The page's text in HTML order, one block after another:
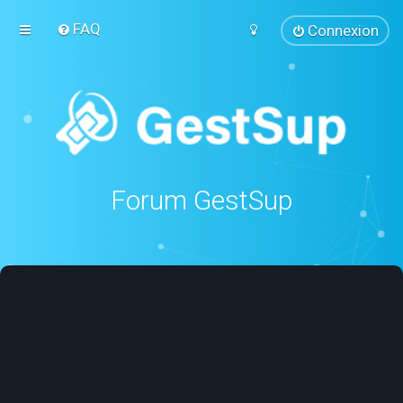
FAQ Connexion
Forum GestSup